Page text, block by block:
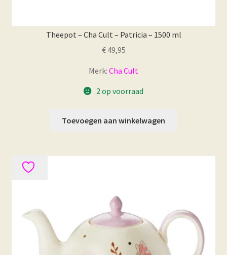
Theepot – Cha Cult – Patricia – 1500 ml
€49,95
Merk: Cha Cult
2 op voorraad
Toevoegen aan winkelwagen